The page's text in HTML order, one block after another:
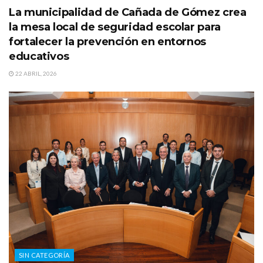
La municipalidad de Cañada de Gómez crea
la mesa local de seguridad escolar para
fortalecer la prevención en entornos
educativos
22 ABRIL, 2026
SIN CATEGORÍA